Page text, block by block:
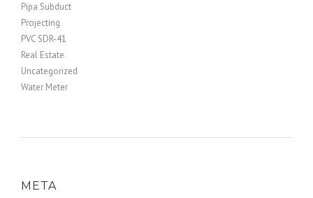
Pipa Subduct
Projecting
PVC SDR-41
Real Estate
Uncategorized
Water Meter
META